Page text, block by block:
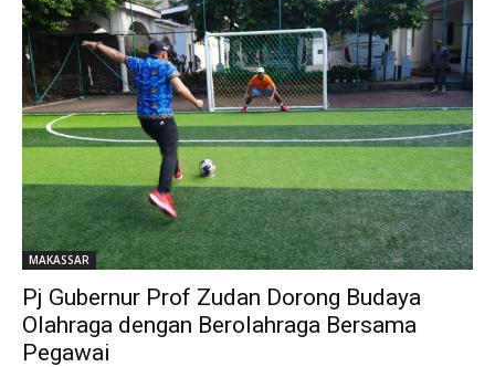
MAKASSAR
Pj Gubernur Prof Zudan Dorong Budaya
Olahraga dengan Berolahraga Bersama
Pegawai